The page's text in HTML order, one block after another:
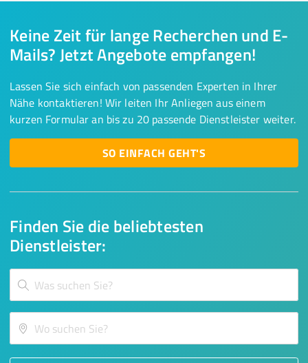
Finden Sie die beliebtesten
Dienstleister:
Keine Zeit für lange Recherchen und E-
Mails? Jetzt Angebote empfangen!
Lassen Sie sich einfach von passenden Experten in Ihrer
Nähe kontaktieren! Wir leiten Ihr Anliegen aus einem
kurzen Formular an bis zu 20 passende Dienstleister weiter.
SO EINFACH GEHT'S